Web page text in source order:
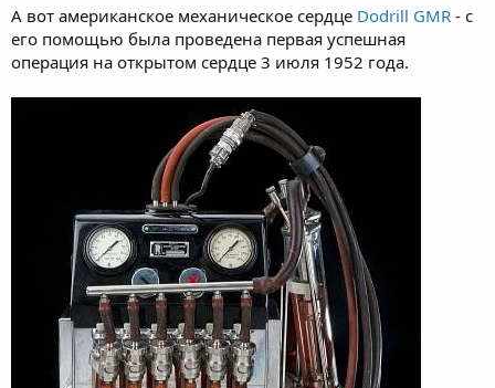
А вот американское механическое сердце Dodrill GMR - с
его помощью была проведена первая успешная
операция на открытом сердце 3 июля 1952 года.